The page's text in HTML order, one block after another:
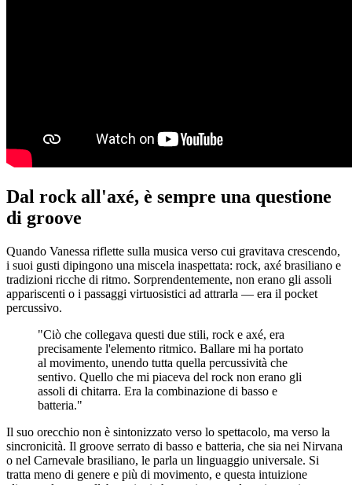
Dal rock all'axé, è sempre una questione
di groove
Quando Vanessa riflette sulla musica verso cui gravitava crescendo,
i suoi gusti dipingono una miscela inaspettata: rock, axé brasiliano e
tradizioni ricche di ritmo. Sorprendentemente, non erano gli assoli
appariscenti o i passaggi virtuosistici ad attrarla — era il pocket
percussivo.
"Ciò che collegava questi due stili, rock e axé, era
precisamente l'elemento ritmico. Ballare mi ha portato
al movimento, unendo tutta quella percussività che
sentivo. Quello che mi piaceva del rock non erano gli
assoli di chitarra. Era la combinazione di basso e
batteria."
Il suo orecchio non è sintonizzato verso lo spettacolo, ma verso la
sincronicità. Il groove serrato di basso e batteria, che sia nei Nirvana
o nel Carnevale brasiliano, le parla un linguaggio universale. Si
tratta meno di genere e più di movimento, e questa intuizione